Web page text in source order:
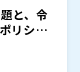
と、令
リシー